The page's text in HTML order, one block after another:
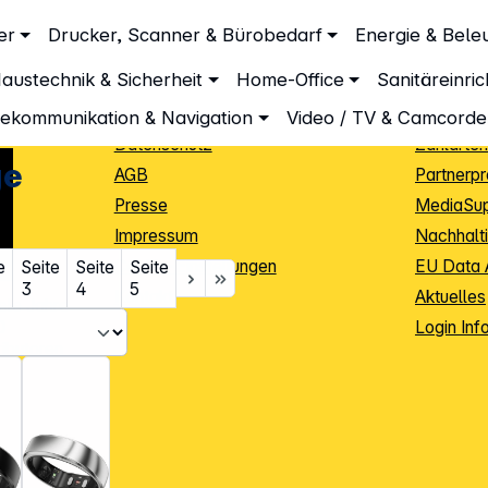
Drucker, Scanner & Bürobedarf Energie &
& Sicherheit Home-Office
& Navigation Video / TV &
Seite
3
Seite
4
Seite
5
Jahre
Unsere Leistungen
Beratung
Datenschutz
AGB
Presse
Impressum
Cookie-Einstellungen
Kontakt
Info
Zahlarten
EU Data
Aktuelles
Login